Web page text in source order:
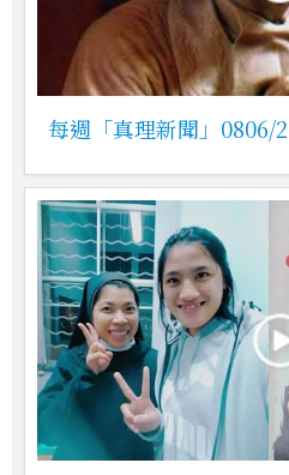
每週「真理新聞」0806/